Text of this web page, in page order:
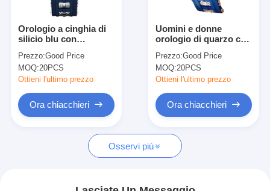
Notizie
Casi
Orologio a cinghia di
silicio blu con
adatto per l'uso in
ufficio e per sport
all'aperto
Prezzo:Good Price
MOQ:20PCS
Ottieni l'ultimo prezzo
Ora chiacchieri
Uomini e donne
orologio di quarzo con
design classico
aspetto elegante
perfetto per attività
occasionali e all'
aperto
Prezzo:Good Price
MOQ:20PCS
Ottieni l'ultimo prezzo
Ora chiacchieri
Osservi più